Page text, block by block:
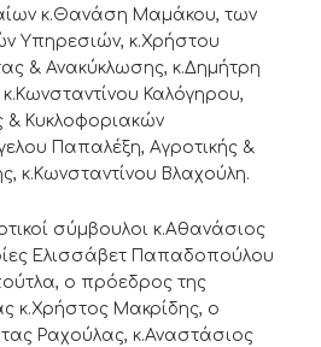
κ.Θανάση Μαμάκου, των
Υπηρεσιών, κ.Χρήστου
& Ανακύκλωσης, κ.Δημήτρη
Καλόγηρου,
& Κυκλοφοριακών
Παπαλέξη, Αγροτικής &
κ.Κωνσταντίνου Βλαχούλη.
σύμβουλοι κ.Αθανάσιος
Ελισσάβετ Παπαδοπούλου
ο πρόεδρος της
κ.Χρήστος Μακρίδης, ο
Ραχούλας, κ.Αναστάσιος